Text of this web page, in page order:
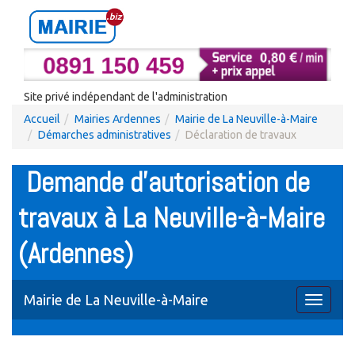
Site privé indépendant de l'administration
Accueil
Mairies Ardennes
Mairie de La Neuville-à-Maire
Démarches administratives
Déclaration de travaux
Demande d'autorisation de
travaux à La Neuville-à-Maire
(Ardennes)
Toggle
Mairie de La Neuville-à-Maire